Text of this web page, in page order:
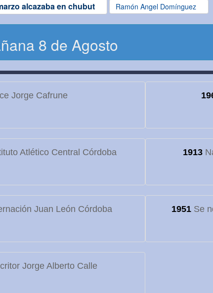
alcazaba en chubut Ramón Angel Domínguez
8 de Agosto
Jorge Cafrune
Atlético Central Córdoba 1913
Juan León Córdoba 1951 Se
Jorge Alberto Calle